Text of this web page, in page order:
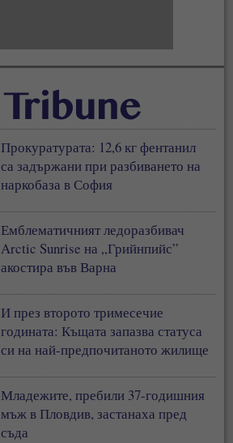
Прокуратурата: 12,6 кг фентанил
са задържани при разбиването на
наркобаза в София
Емблематичният ледоразбивач
Arctic Sunrise на „Грийнпийс”
акостира във Варна
И през второто тримесечие
годината: Къщата запазва статуса
си на най-предпочитаното жилище
Младежите, пребили 37-годишния
мъж в Пловдив, застанаха пред
съда